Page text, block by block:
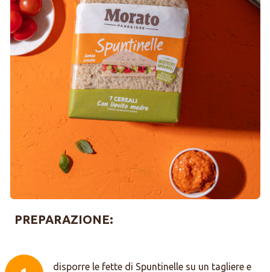
PREPARAZIONE:
disporre le fette di Spuntinelle su un tagliere e